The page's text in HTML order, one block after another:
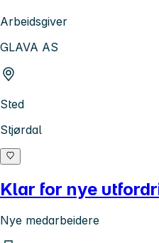
Arbeidsgiver
GLAVA AS
Sted
Stjørdal
Klar for nye
Nye medarbeidere